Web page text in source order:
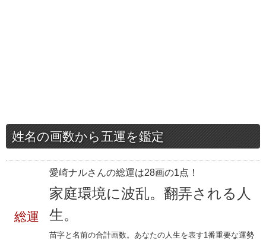
姓名の画数から五運を鑑定
総運
愛崎ナルさんの総運は28画の1点！
家庭環境に波乱。翻弄される人
生。
苗字と名前の合計画数。あなたの人生を表す1番重要な運勢